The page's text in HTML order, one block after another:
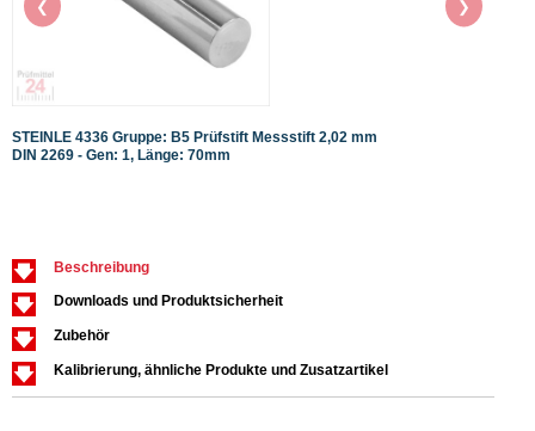
STEINLE 4336 Gruppe: B5 Prüfstift Messstift 2,02 mm
DIN 2269 - Gen: 1, Länge: 70mm
❮ ❯
Beschreibung
Downloads und Produktsicherheit
Zubehör
Kalibrierung, ähnliche Produkte und Zusatzartikel